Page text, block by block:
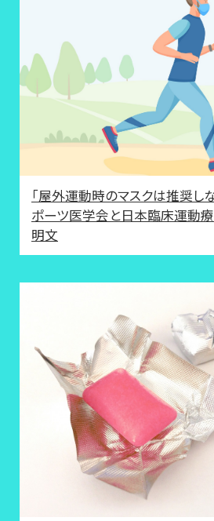
「屋外運動時のマスクは推奨し
ポーツ医学会と日本臨床運動
明文